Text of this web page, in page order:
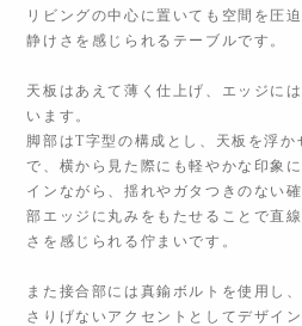
リビングの中心に置いても空間を圧
静けさを感じられるテーブルです。
天板はあえて薄く仕上げ、エッジに
います。
脚部はT字型の構成とし、天板を浮か
で、横から見た際にも軽やかな印象
インながら、揺れやガタつきのない
部エッジに丸みをもたせることで直
さを感じられる佇まいです。
また接合部には真鍮ボルトを使用し
さりげないアクセントとしてデザイ